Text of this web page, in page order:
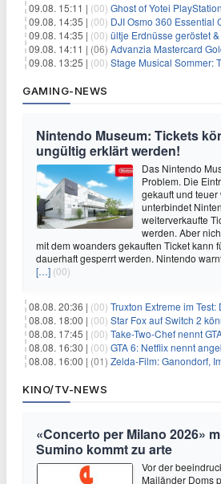
09.08. 15:11 | (00) Ghost of Yotei PlayStation-5-
09.08. 14:35 | (00) DJI Osmo 360 Essential
09.08. 14:35 | (00) ültje Erdnüsse geröstet &
09.08. 14:11 | (06) Advanzia Mastercard Gold: gebührenfrei
09.08. 13:25 | (00) Stage Musical Sommer: Tickets ab 45€, z.B.
GAMING-NEWS
Nintendo Museum: Tickets
ungültig erklärt werden!
Das Nintendo
Problem. Die
gekauft und
unterbindet
weiterverkaufte
werden. Aber
mit dem woanders gekauften Ticket kann
dauerhaft gesperrt werden. Nintendo
[…] (00)
08.08. 20:36 | (00) Truxton Extreme im Test: Dieser neue
08.08. 18:00 | (00) Star Fox auf Switch 2
08.08. 17:45 | (00) Take-Two-Chef nennt GTA 6 für 80
08.08. 16:30 | (00) GTA 6: Netflix nennt angeblich
08.08. 16:00 | (01) Zelda-Film: Ganondorf, Impa und
KINO/TV-NEWS
«Concerto per Milano 2026»
Sumino kommt zu arte
Vor der
Mailänder Doms